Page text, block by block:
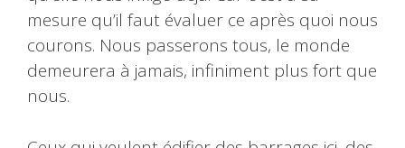
mesure qu’il faut évaluer ce après quoi nous
courons. Nous passerons tous, le monde
demeurera à jamais, infiniment plus fort que
nous.